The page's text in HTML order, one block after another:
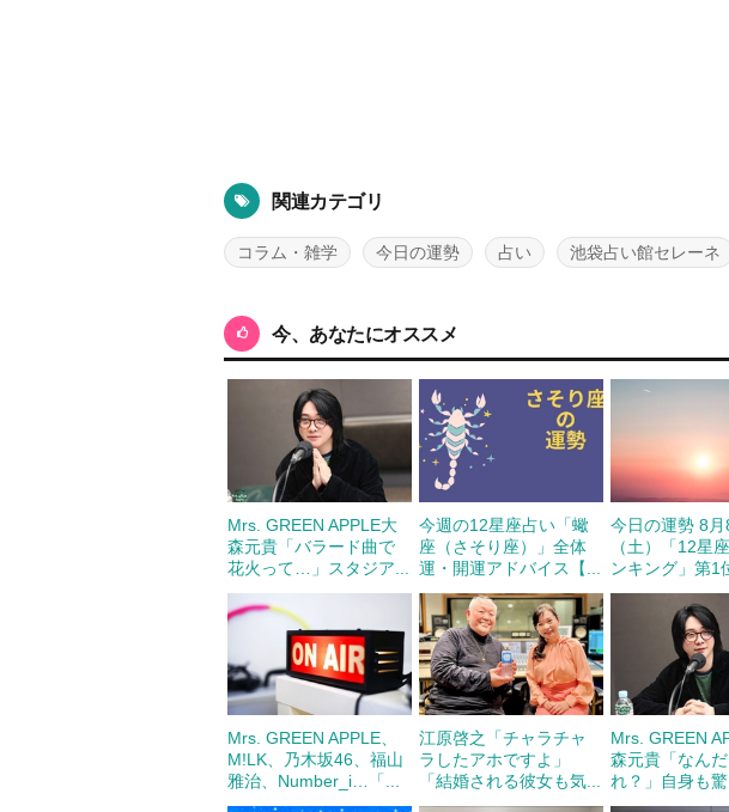
関連カテゴリ
コラム・雑学 今日の運勢 占い 池袋占い館セレーネ
今、あなたにオススメ
Mrs. GREEN APPLE大
森元貴「バラード曲で
花火って…」スタジア...
今週の12星座占い「蠍
座（さそり座）」全体
運・開運アドバイス【...
今日の運勢 8月
（土）「12星
ンキング」第1
Mrs. GREEN APPLE、
M!LK、乃木坂46、福山
雅治、Number_i…「...
江原啓之「チャラチャ
ラしたアホですよ」
「結婚される彼女も気...
Mrs. GREEN
森元貴「なんだ
れ？」自身も驚